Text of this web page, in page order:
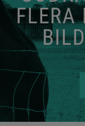
FLERA